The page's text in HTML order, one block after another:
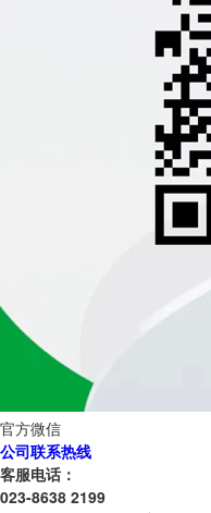
官方微信
公司联系热线
客服电话：
023-8638 2199